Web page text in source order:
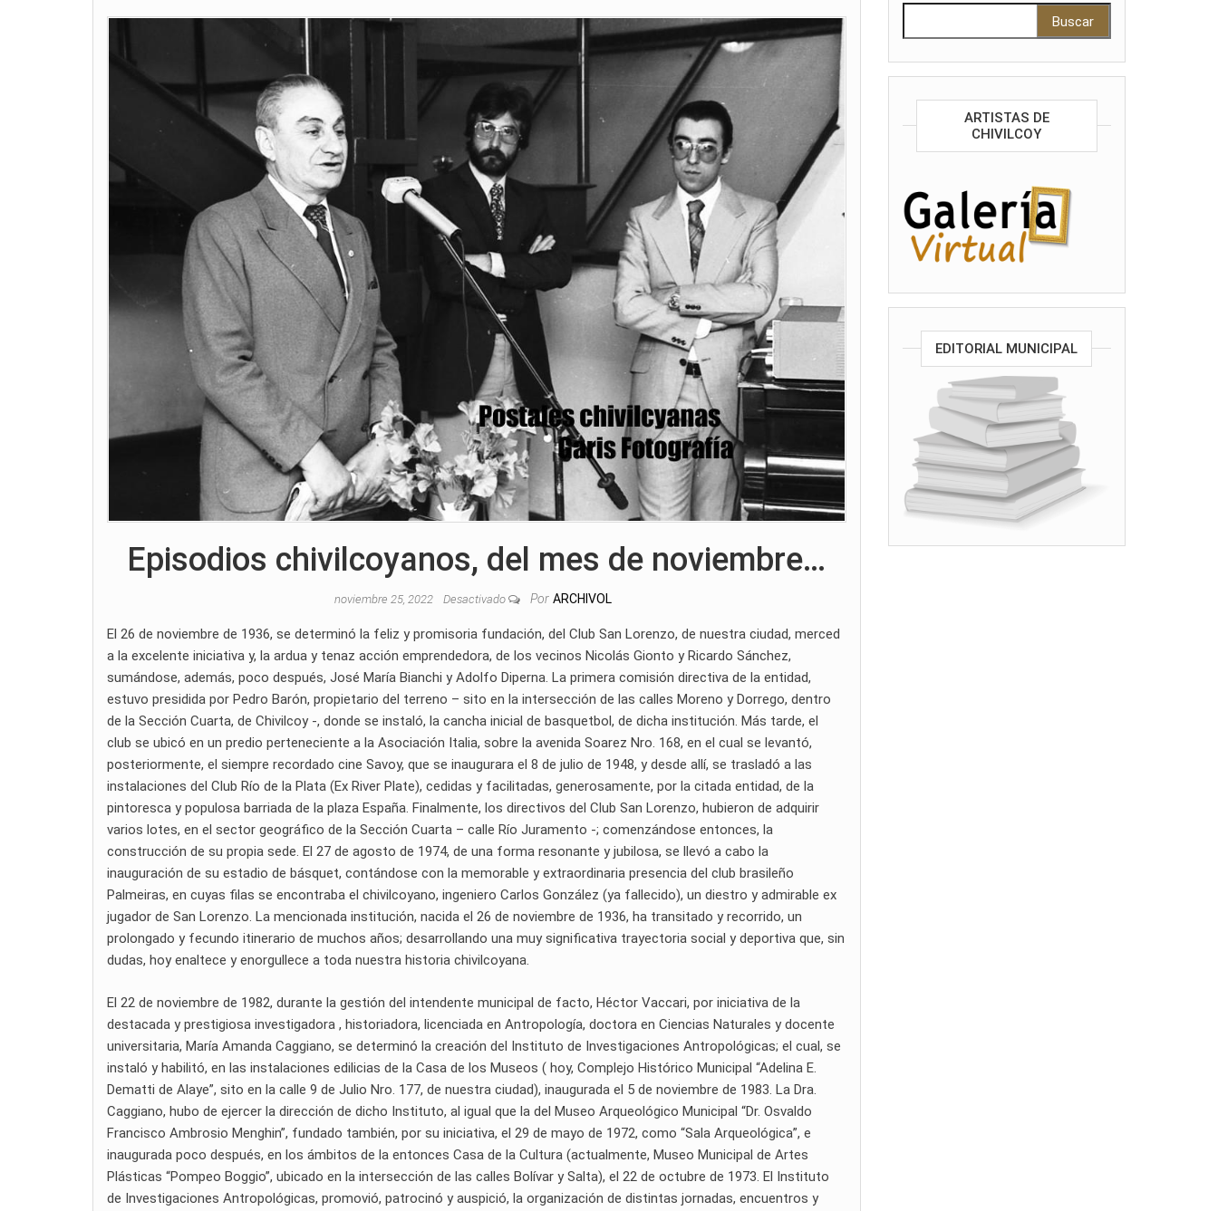
Episodios chivilcoyanos, del mes de noviembre…
noviembre 25, 2022 Desactivado Por ARCHIVOL
El 26 de noviembre de 1936, se determinó la feliz y promisoria fundación, del Club San Lorenzo, de nuestra ciudad, merced
a la excelente iniciativa y, la ardua y tenaz acción emprendedora, de los vecinos Nicolás Gionto y Ricardo Sánchez,
sumándose, además, poco después, José María Bianchi y Adolfo Diperna. La primera comisión directiva de la entidad,
estuvo presidida por Pedro Barón, propietario del terreno – sito en la intersección de las calles Moreno y Dorrego, dentro
de la Sección Cuarta, de Chivilcoy -, donde se instaló, la cancha inicial de basquetbol, de dicha institución. Más tarde, el
club se ubicó en un predio perteneciente a la Asociación Italia, sobre la avenida Soarez Nro. 168, en el cual se levantó,
posteriormente, el siempre recordado cine Savoy, que se inaugurara el 8 de julio de 1948, y desde allí, se trasladó a las
instalaciones del Club Río de la Plata (Ex River Plate), cedidas y facilitadas, generosamente, por la citada entidad, de la
pintoresca y populosa barriada de la plaza España. Finalmente, los directivos del Club San Lorenzo, hubieron de adquirir
varios lotes, en el sector geográfico de la Sección Cuarta – calle Río Juramento -; comenzándose entonces, la
construcción de su propia sede. El 27 de agosto de 1974, de una forma resonante y jubilosa, se llevó a cabo la
inauguración de su estadio de básquet, contándose con la memorable y extraordinaria presencia del club brasileño
Palmeiras, en cuyas filas se encontraba el chivilcoyano, ingeniero Carlos González (ya fallecido), un diestro y admirable ex
jugador de San Lorenzo. La mencionada institución, nacida el 26 de noviembre de 1936, ha transitado y recorrido, un
prolongado y fecundo itinerario de muchos años; desarrollando una muy significativa trayectoria social y deportiva que, sin
dudas, hoy enaltece y enorgullece a toda nuestra historia chivilcoyana.
El 22 de noviembre de 1982, durante la gestión del intendente municipal de facto, Héctor Vaccari, por iniciativa de la
destacada y prestigiosa investigadora , historiadora, licenciada en Antropología, doctora en Ciencias Naturales y docente
universitaria, María Amanda Caggiano, se determinó la creación del Instituto de Investigaciones Antropológicas; el cual, se
instaló y habilitó, en las instalaciones edilicias de la Casa de los Museos ( hoy, Complejo Histórico Municipal “Adelina E.
Dematti de Alaye”, sito en la calle 9 de Julio Nro. 177, de nuestra ciudad), inaugurada el 5 de noviembre de 1983. La Dra.
Caggiano, hubo de ejercer la dirección de dicho Instituto, al igual que la del Museo Arqueológico Municipal “Dr. Osvaldo
Francisco Ambrosio Menghin”, fundado también, por su iniciativa, el 29 de mayo de 1972, como “Sala Arqueológica”, e
inaugurada poco después, en los ámbitos de la entonces Casa de la Cultura (actualmente, Museo Municipal de Artes
Plásticas “Pompeo Boggio”, ubicado en la intersección de las calles Bolívar y Salta), el 22 de octubre de 1973. El Instituto
de Investigaciones Antropológicas, promovió, patrocinó y auspició, la organización de distintas jornadas, encuentros y
ARTISTAS DE
CHIVILCOY
EDITORIAL MUNICIPAL